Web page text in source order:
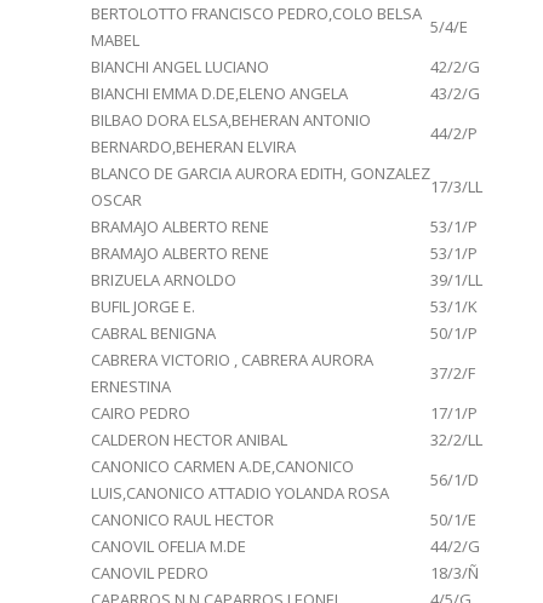
BERTOLOTTO FRANCISCO PEDRO,COLO BELSA
MABEL
5/4/E
BIANCHI ANGEL LUCIANO
42/2/G
BIANCHI EMMA D.DE,ELENO ANGELA
43/2/G
BILBAO DORA ELSA,BEHERAN ANTONIO
BERNARDO,BEHERAN ELVIRA
44/2/P
BLANCO DE GARCIA AURORA EDITH, GONZALEZ
OSCAR
17/3/LL
BRAMAJO ALBERTO RENE
53/1/P
BRAMAJO ALBERTO RENE
53/1/P
BRIZUELA ARNOLDO
39/1/LL
BUFIL JORGE E.
53/1/K
CABRAL BENIGNA
50/1/P
CABRERA VICTORIO , CABRERA AURORA
ERNESTINA
37/2/F
CAIRO PEDRO
17/1/P
CALDERON HECTOR ANIBAL
32/2/LL
CANONICO CARMEN A.DE,CANONICO
LUIS,CANONICO ATTADIO YOLANDA ROSA
56/1/D
CANONICO RAUL HECTOR
50/1/E
CANOVIL OFELIA M.DE
44/2/G
CANOVIL PEDRO
18/3/Ñ